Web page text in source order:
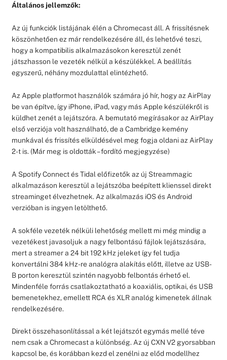
Általános jellemzők:
Az új funkciók listájának élén a Chromecast áll. A frissítésnek
köszönhetően ez már rendelkezésére áll, és lehetővé teszi,
hogy a kompatibilis alkalmazásokon keresztül zenét
játszhasson le vezeték nélkül a készülékkel. A beállítás
egyszerű, néhány mozdulattal elintézhető.
Az Apple platformot használók számára jó hír, hogy az AirPlay
be van építve, így iPhone, iPad, vagy más Apple készülékről is
küldhet zenét a lejátszóra. A bemutató megírásakor az AirPlay
első verziója volt használható, de a Cambridge kemény
munkával és frissítés elküldésével meg fogja oldani az AirPlay
2-t is. (Már meg is oldották – fordító megjegyzése)
A Spotify Connect és Tidal előfizetők az új Streammagic
alkalmazáson keresztül a lejátszóba beépített klienssel direkt
streaminget élvezhetnek. Az alkalmazás iOS és Android
verzióban is ingyen letölthető.
A sokféle vezeték nélküli lehetőség mellett mi még mindig a
vezetékest javasoljuk a nagy felbontású fájlok lejátszására,
mert a streamer a 24 bit 192 kHz jeleket így fel tudja
konvertálni 384 kHz-re analógra alakítás előtt, illetve az USB-
B porton keresztül szintén nagyobb felbontás érhető el.
Mindenféle forrás csatlakoztatható a koaxiális, optikai, és USB
bemenetekhez, emellett RCA és XLR analóg kimenetek állnak
rendelkezésére.
Direkt összehasonlítással a két lejátszót egymás mellé téve
nem csak a Chromecast a különbség. Az új CXN V2 gyorsabban
kapcsol be, és korábban kezd el zenélni az előd modellhez